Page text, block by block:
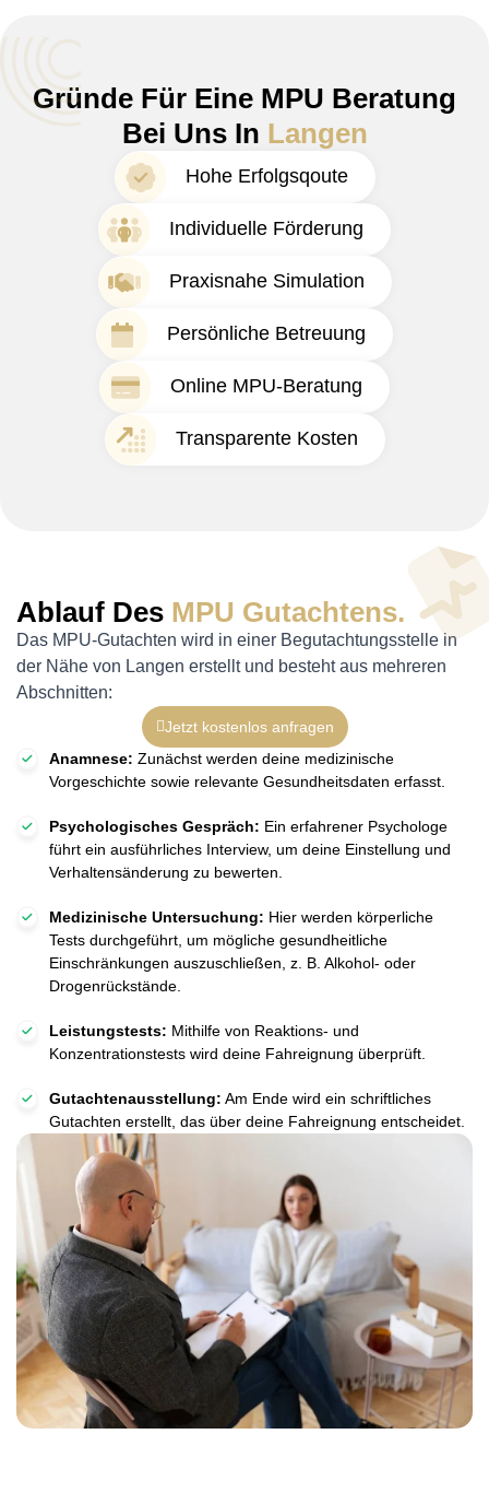
Gründe Für Eine MPU Beratung
Bei Uns In Langen
Hohe Erfolgsqoute
Individuelle Förderung
Praxisnahe Simulation
Persönliche Betreuung
Online MPU-Beratung
Transparente Kosten
Ablauf Des MPU Gutachtens.
Das MPU-Gutachten wird in einer Begutachtungsstelle in
der Nähe von Langen erstellt und besteht aus mehreren
Abschnitten:
Jetzt kostenlos anfragen
Anamnese: Zunächst werden deine medizinische
Vorgeschichte sowie relevante Gesundheitsdaten erfasst.
Psychologisches Gespräch: Ein erfahrener Psychologe
führt ein ausführliches Interview, um deine Einstellung und
Verhaltensänderung zu bewerten.
Medizinische Untersuchung: Hier werden körperliche
Tests durchgeführt, um mögliche gesundheitliche
Einschränkungen auszuschließen, z. B. Alkohol- oder
Drogenrückstände.
Leistungstests: Mithilfe von Reaktions- und
Konzentrationstests wird deine Fahreignung überprüft.
Gutachtenausstellung: Am Ende wird ein schriftliches
Gutachten erstellt, das über deine Fahreignung entscheidet.